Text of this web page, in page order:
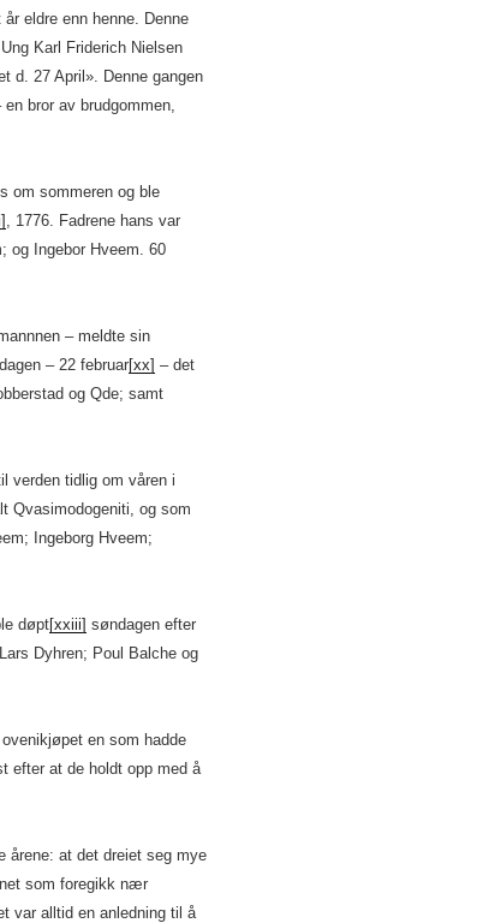
eldre enn henne. Denne
Karl Friderich Nielsen
d. 27 April». Denne gangen
bror av brudgommen,
om sommeren og ble
, 1776. Fadrene hans var
og Ingebor Hveem. 60
– meldte sin
– 22 februar[xx] – det
og Qde; samt
verden tidlig om våren i
Qvasimodogeniti, og som
Ingeborg Hveem;
døpt[xxiii] søndagen efter
Dyhren; Poul Balche og
en som hadde
efter at de holdt opp med å
årene: at det dreiet seg mye
som foregikk nær
var alltid en anledning til å